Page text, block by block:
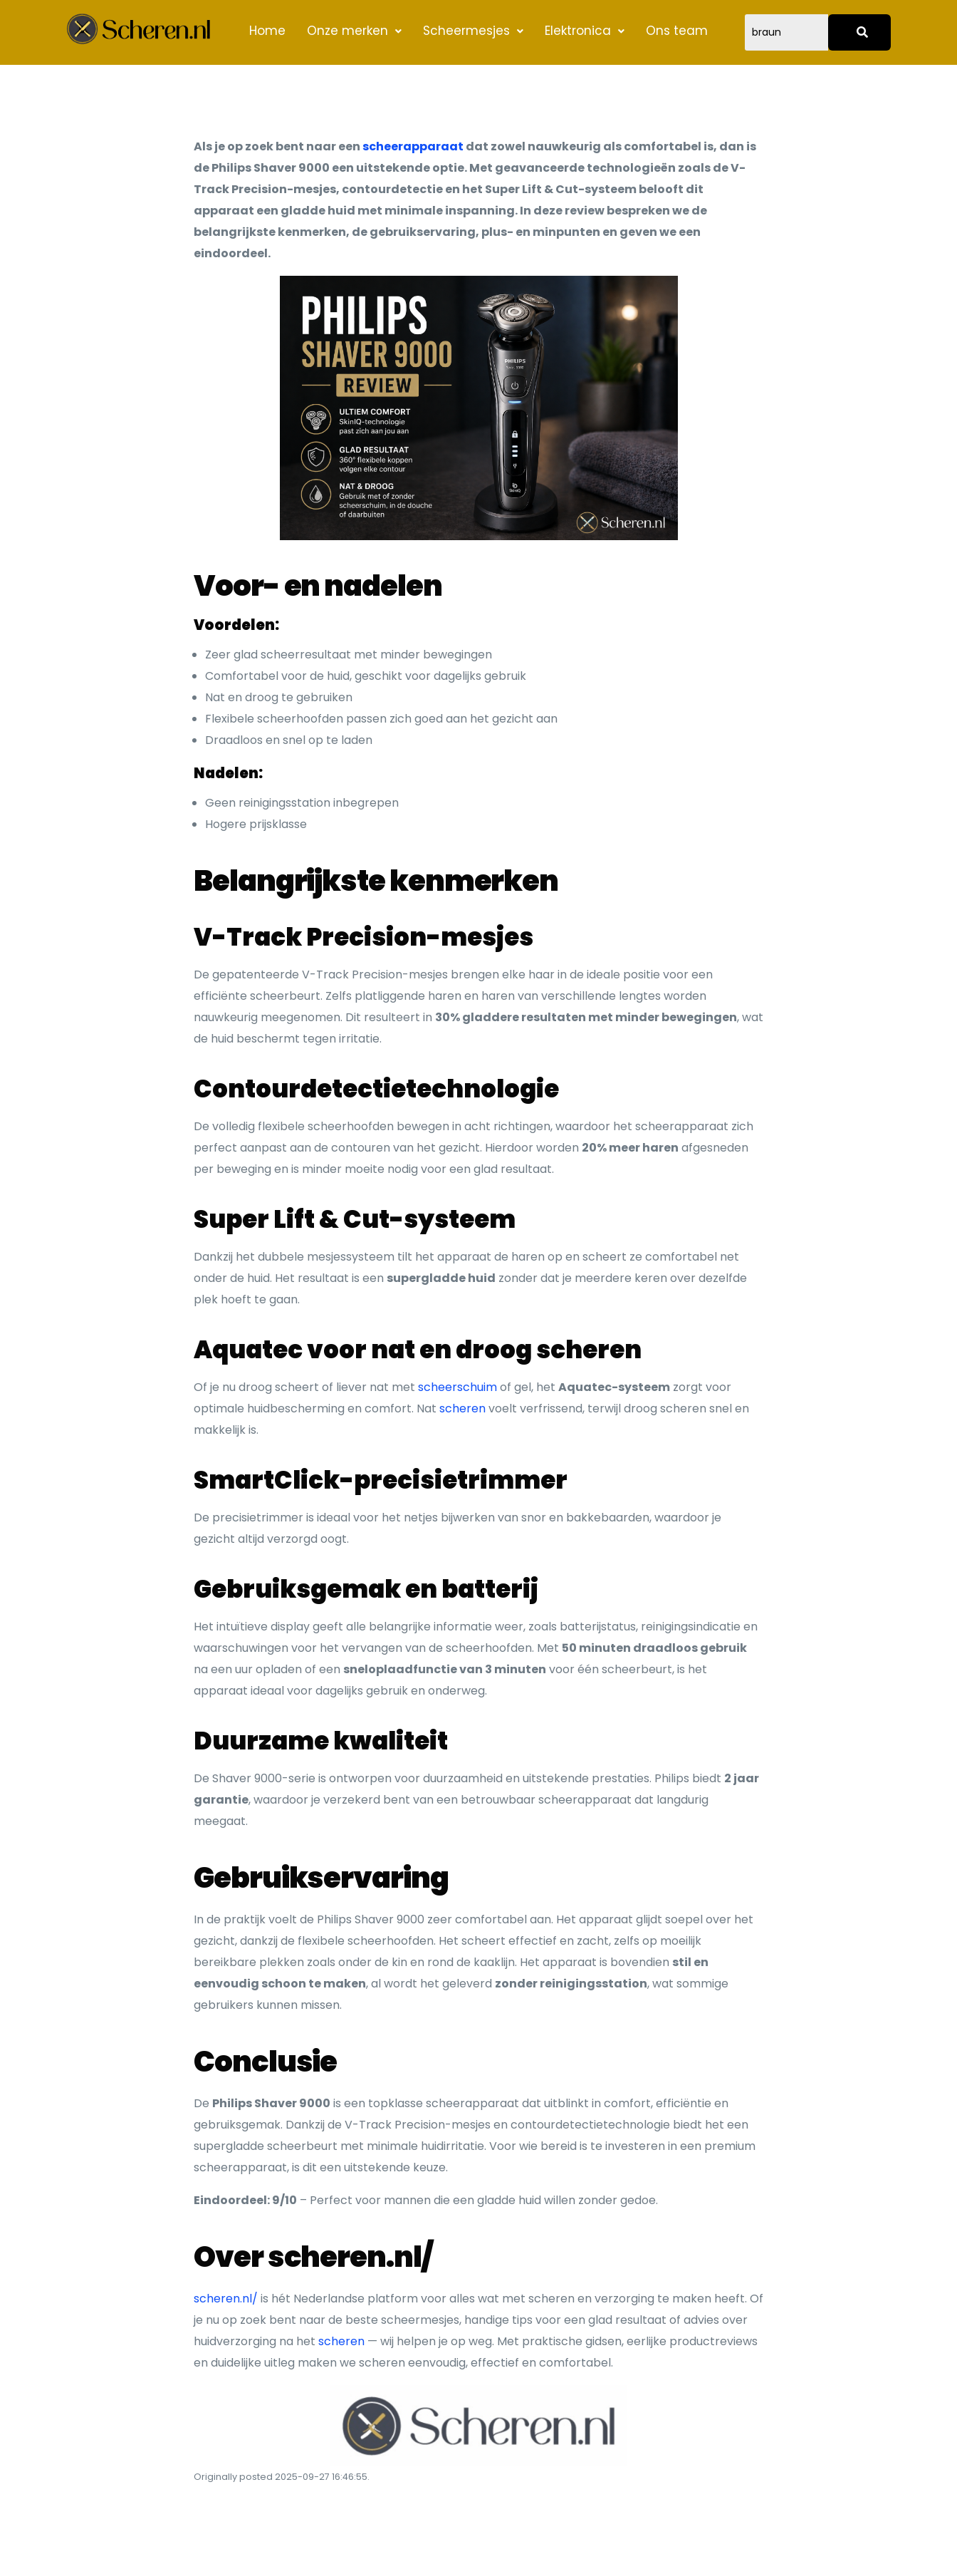
Home Onze merken Scheermesjes Elektronica Ons team
Als je op zoek bent naar eenscheerapparaat dat zowel nauwkeurig als comfortabel is, dan is
de Philips Shaver 9000 een uitstekende optie. Met geavanceerde technologieën zoals de V-
Track Precision-mesjes, contourdetectie en het Super Lift & Cut-systeem belooft dit
apparaat een gladde huid met minimale inspanning. In deze review bespreken we de
belangrijkste kenmerken, de gebruikservaring, plus- en minpunten en geven we een
eindoordeel.
Voor- en nadelen
Voordelen:
Zeer glad scheerresultaat met minder bewegingen
Comfortabel voor de huid, geschikt voor dagelijks gebruik
Nat en droog te gebruiken
Flexibele scheerhoofden passen zich goed aan het gezicht aan
Draadloos en snel op te laden
Nadelen:
Geen reinigingsstation inbegrepen
Hogere prijsklasse
Belangrijkste kenmerken
V-Track Precision-mesjes
De gepatenteerde V-Track Precision-mesjes brengen elke haar in de ideale positie voor een
efficiënte scheerbeurt. Zelfs platliggende haren en haren van verschillende lengtes worden
nauwkeurig meegenomen. Dit resulteert in 30% gladdere resultaten met minder bewegingen, wat
de huid beschermt tegen irritatie.
Contourdetectietechnologie
De volledig flexibele scheerhoofden bewegen in acht richtingen, waardoor het scheerapparaat zich
perfect aanpast aan de contouren van het gezicht. Hierdoor worden 20% meer haren afgesneden
per beweging en is minder moeite nodig voor een glad resultaat.
Super Lift & Cut-systeem
Dankzij het dubbele mesjessysteem tilt het apparaat de haren op en scheert ze comfortabel net
onder de huid. Het resultaat is een supergladde huid zonder dat je meerdere keren over dezelfde
plek hoeft te gaan.
Aquatec voor nat en droog scheren
Of je nu droog scheert of liever nat met scheerschuimof gel, het Aquatec-systeem zorgt voor
optimale huidbescherming en comfort. Nat scherenvoelt verfrissend, terwijl droog scheren snel en
makkelijk is.
SmartClick-precisietrimmer
De precisietrimmer is ideaal voor het netjes bijwerken van snor en bakkebaarden, waardoor je
gezicht altijd verzorgd oogt.
Gebruiksgemak en batterij
Het intuïtieve display geeft alle belangrijke informatie weer, zoals batterijstatus, reinigingsindicatie en
waarschuwingen voor het vervangen van de scheerhoofden. Met 50 minuten draadloos gebruik
na een uur opladen of een sneloplaadfunctie van 3 minuten voor één scheerbeurt, is het
apparaat ideaal voor dagelijks gebruik en onderweg.
Duurzame kwaliteit
De Shaver 9000-serie is ontworpen voor duurzaamheid en uitstekende prestaties. Philips biedt 2 jaar
garantie, waardoor je verzekerd bent van een betrouwbaar scheerapparaat dat langdurig
meegaat.
Gebruikservaring
In de praktijk voelt de Philips Shaver 9000 zeer comfortabel aan. Het apparaat glijdt soepel over het
gezicht, dankzij de flexibele scheerhoofden. Het scheert effectief en zacht, zelfs op moeilijk
bereikbare plekken zoals onder de kin en rond de kaaklijn. Het apparaat is bovendien stil en
eenvoudig schoon te maken, al wordt het geleverd zonder reinigingsstation, wat sommige
gebruikers kunnen missen.
Conclusie
De Philips Shaver 9000 is een topklasse scheerapparaat dat uitblinkt in comfort, efficiëntie en
gebruiksgemak. Dankzij de V-Track Precision-mesjes en contourdetectietechnologie biedt het een
supergladde scheerbeurt met minimale huidirritatie. Voor wie bereid is te investeren in een premium
scheerapparaat, is dit een uitstekende keuze.
Eindoordeel: 9/10 – Perfect voor mannen die een gladde huid willen zonder gedoe.
Over scheren.nl/
scheren.nl/ is hét Nederlandse platform voor alles wat met scheren en verzorging te maken heeft. Of
je nu op zoek bent naar de beste scheermesjes, handige tips voor een glad resultaat of advies over
huidverzorging na het scheren — wij helpen je op weg. Met praktische gidsen, eerlijke productreviews
en duidelijke uitleg maken we scheren eenvoudig, effectief en comfortabel.
Originally posted 2025-09-27 16:46:55.